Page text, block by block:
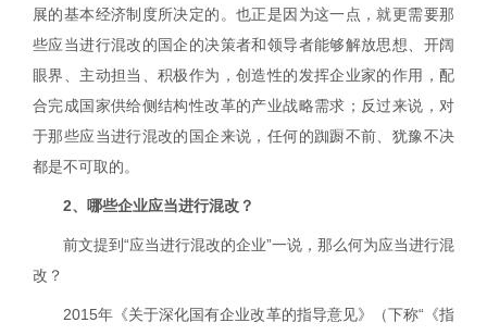
展的基本经济制度所决定的。也正是因为这一点，就更需要那
些应当进行混改的国企的决策者和领导者能够解放思想、开阔
眼界、主动担当、积极作为，创造性的发挥企业家的作用，配
合完成国家供给侧结构性改革的产业战略需求；反过来说，对
于那些应当进行混改的国企来说，任何的踟蹰不前、犹豫不决
都是不可取的。
2、哪些企业应当进行混改？
前文提到“应当进行混改的企业”一说，那么何为应当进行混
改？
2015年《关于深化国有企业改革的指导意见》（下称“《指